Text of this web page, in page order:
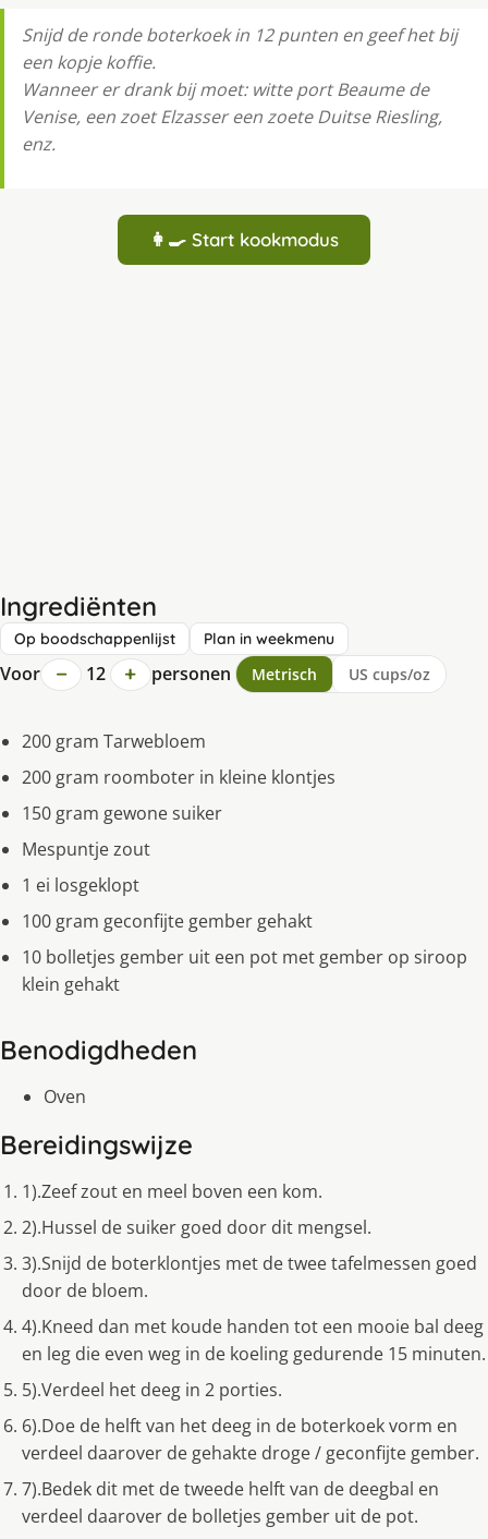
Snijd de ronde boterkoek in 12 punten en geef het bij
een kopje koffie.
Wanneer er drank bij moet: witte port Beaume de
Venise, een zoet Elzasser een zoete Duitse Riesling,
enz.
👩‍🍳 Start kookmodus
Ingrediënten
Op boodschappenlijst Plan in weekmenu
Voor − 12 + personen Metrisch US cups/oz
200 gram Tarwebloem
200 gram roomboter in kleine klontjes
150 gram gewone suiker
Mespuntje zout
1 ei losgeklopt
100 gram geconfijte gember gehakt
10 bolletjes gember uit een pot met gember op siroop
klein gehakt
Benodigdheden
Oven
Bereidingswijze
1).Zeef zout en meel boven een kom.
2).Hussel de suiker goed door dit mengsel.
3).Snijd de boterklontjes met de twee tafelmessen goed
door de bloem.
4).Kneed dan met koude handen tot een mooie bal deeg
en leg die even weg in de koeling gedurende 15 minuten.
5).Verdeel het deeg in 2 porties.
6).Doe de helft van het deeg in de boterkoek vorm en
verdeel daarover de gehakte droge / geconfijte gember.
7).Bedek dit met de tweede helft van de deegbal en
verdeel daarover de bolletjes gember uit de pot.